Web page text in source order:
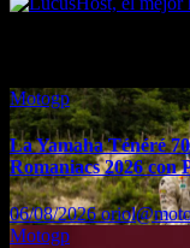
Motogp
La Yamaha Ténéré
Romaniacs 2026 con
06/08/2026
Motogp